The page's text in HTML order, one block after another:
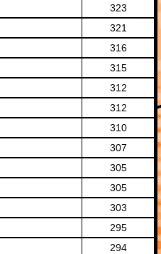
323
321
316
315
312
312
310
307
305
305
303
295
294